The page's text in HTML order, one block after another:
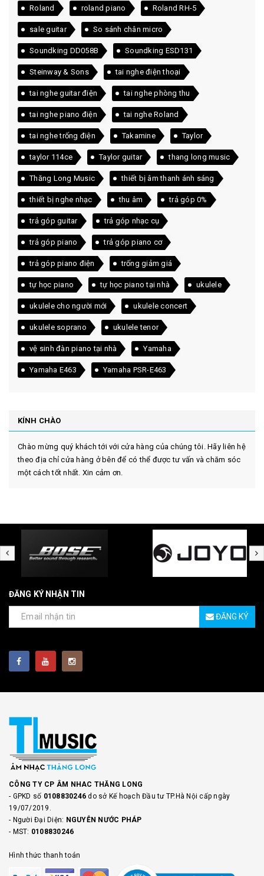
Roland roland piano Roland RH-5
sale guitar So sánh chân micro
Soundking DD058B Soundking ESD131
Steinway & Sons tai nghe điện thoại
tai nghe guitar điện tai nghe phòng thu
tai nghe piano điện tai nghe Roland
tai nghe trống điện Takamine Taylor
taylor 114ce Taylor guitar thang long music
Thăng Long Music thiết bị âm thanh ánh sáng
thiết bị nghe nhạc thu âm trả góp 0%
trả góp guitar trả góp nhạc cụ
trả góp piano trả góp piano cơ
trả góp piano điện trống giảm giá
tự học piano tự học piano tại nhà ukulele
ukulele cho người mới ukulele concert
ukulele soprano ukulele tenor
vệ sinh đàn piano tại nhà Yamaha
Yamaha E463 Yamaha PSR-E463
KÍNH CHÀO
Chào mừng quý khách tới với cửa hàng của chúng tôi. Hãy liên hệ
theo địa chỉ cửa hàng ở bên để có thể được tư vấn và chăm sóc
một cách tốt nhất. Xin cảm ơn.
ĐĂNG KÝ NHẬN TIN
ĐĂNG KÝ
CÔNG TY CP ÂM NHAC THĂNG LONG
- GPKD số 0108830246do sở Kế hoạch Đầu tư TP.Hà Nội cấp ngày
19/07/2019.
- Người Đại Diện: NGUYỄN NƯỚC PHÁP
- MST: 0108830246
Hình thức thanh toán